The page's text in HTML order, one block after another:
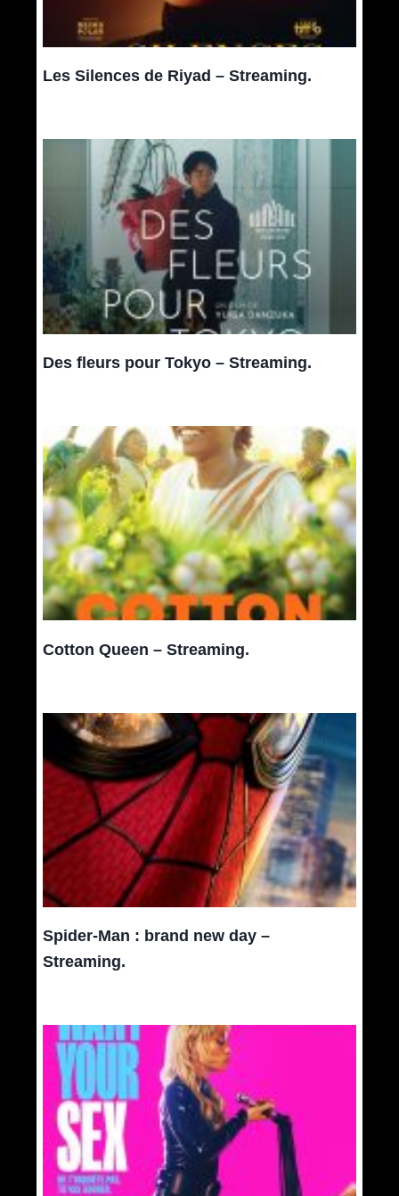
Les Silences de Riyad – Streaming.
Des fleurs pour Tokyo – Streaming.
Cotton Queen – Streaming.
Spider-Man : brand new day –
Streaming.